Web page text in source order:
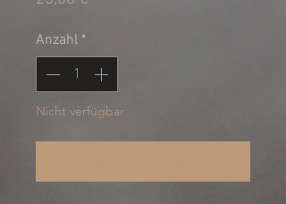
Anzahl *
Nicht verfügbar